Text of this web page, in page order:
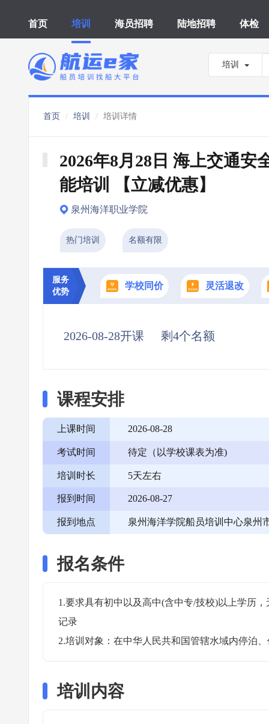
首页 培训 海员招聘 陆地招聘 体检
培训
首页 培训 培训详情
2026年8月28日 海上交通安
能培训 【立减优惠】
泉州海洋职业学院
热门培训 名额有限
服务
优势
学校同价 灵活退改
2026-08-28开课 剩4个名额
课程安排
上课时间 2026-08-28
考试时间 待定（以学校课表为准)
培训时长 5天左右
报到时间 2026-08-27
报到地点 泉州海洋学院船员培训中心泉州
报名条件
1.要求具有初中以及高中(含中专/技校)以上学历
记录
2.培训对象：在中华人民共和国管辖水域内停泊
培训内容